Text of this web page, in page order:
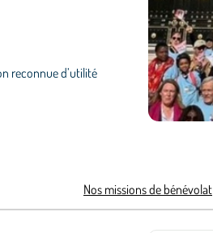
reconnue d’utilité
Nos missions de bénévolat